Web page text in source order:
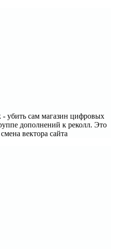
- убить сам магазин цифровых
дополнений к реколл. Это
вектора сайта